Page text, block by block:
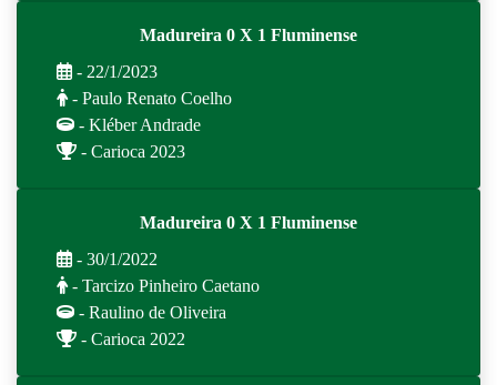
Madureira 0 X 1 Fluminense
- 22/1/2023
- Paulo Renato Coelho
- Kléber Andrade
- Carioca 2023
Madureira 0 X 1 Fluminense
- 30/1/2022
- Tarcizo Pinheiro Caetano
- Raulino de Oliveira
- Carioca 2022